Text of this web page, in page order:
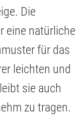
Die
eine natürliche
für das
leichten und
sie auch
zu tragen.